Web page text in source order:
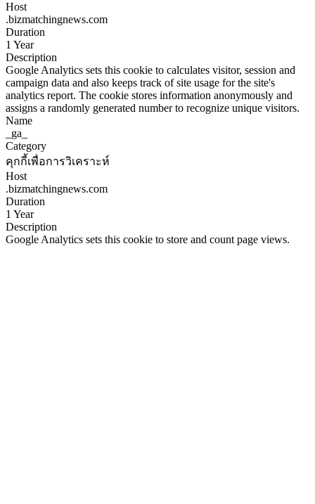
Host
.bizmatchingnews.com
Duration
1 Year
Description
Google Analytics sets this cookie to calculates visitor, session and
campaign data and also keeps track of site usage for the site's
analytics report. The cookie stores information anonymously and
assigns a randomly generated number to recognize unique visitors.
Name
_ga_
Category
คุกกี้เพื่อการวิเคราะห์
Host
.bizmatchingnews.com
Duration
1 Year
Description
Google Analytics sets this cookie to store and count page views.